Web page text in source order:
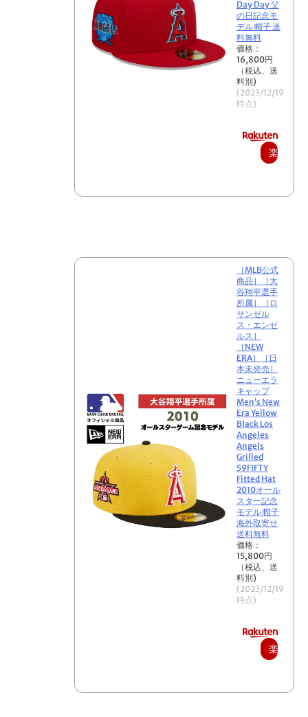
Day Day 父
の日記念モ
デル 帽子 送
料無料
価格：
16,800円
（税込、送
料別)
(2023/12/19
時点)
楽
で
［MLB公式
商品］［大
谷翔平選手
所属］［ロ
サンゼル
ス・エンゼ
ルス］
［NEW
ERA］［日
本未発売］
ニューエラ
キャップ
Men’s New
Era Yellow
Black Los
Angeles
Angels
Grilled
59FIFTY
Fitted Hat
2010オール
スター記念
モデル 帽子
海外取寄せ
送料無料
価格：
15,800円
（税込、送
料別)
(2023/12/19
時点)
楽
で